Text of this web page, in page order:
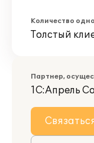
Количество
Толстый
Партнер,
1С:Апрель